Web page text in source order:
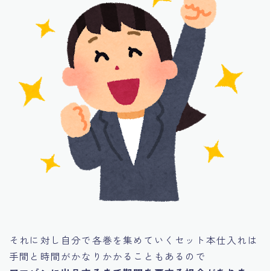
それに対し自分で各巻を集めていくセット本仕入れは
手間と時間がかなりかかることもあるので